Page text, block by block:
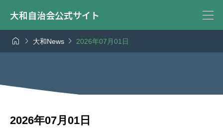
大和自治会公式サイト
  大和News  2026年07月01日
2026年07月01日